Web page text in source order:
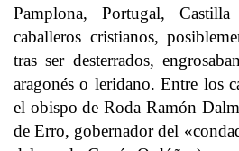
Pamplona, Portugal,
caballeros cristianos,
tras ser desterrados,
aragonés o leridano. Entre los
el obispo de Roda Ramón
de Erro, gobernador del